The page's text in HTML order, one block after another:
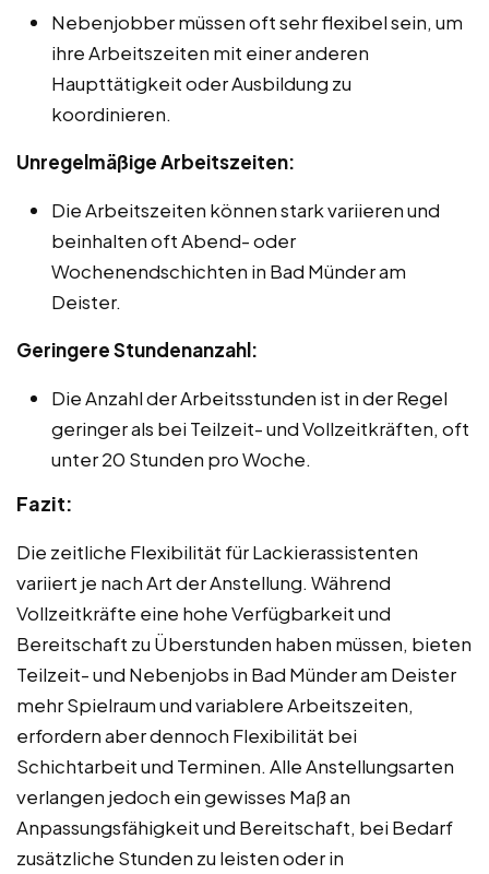
Nebenjobber müssen oft sehr flexibel sein, um
ihre Arbeitszeiten mit einer anderen
Haupttätigkeit oder Ausbildung zu
koordinieren.
Unregelmäßige Arbeitszeiten:
Die Arbeitszeiten können stark variieren und
beinhalten oft Abend- oder
Wochenendschichten in Bad Münder am
Deister.
Geringere Stundenanzahl:
Die Anzahl der Arbeitsstunden ist in der Regel
geringer als bei Teilzeit- und Vollzeitkräften, oft
unter 20 Stunden pro Woche.
Fazit:
Die zeitliche Flexibilität für Lackierassistenten
variiert je nach Art der Anstellung. Während
Vollzeitkräfte eine hohe Verfügbarkeit und
Bereitschaft zu Überstunden haben müssen, bieten
Teilzeit- und Nebenjobs in Bad Münder am Deister
mehr Spielraum und variablere Arbeitszeiten,
erfordern aber dennoch Flexibilität bei
Schichtarbeit und Terminen. Alle Anstellungsarten
verlangen jedoch ein gewisses Maß an
Anpassungsfähigkeit und Bereitschaft, bei Bedarf
zusätzliche Stunden zu leisten oder in